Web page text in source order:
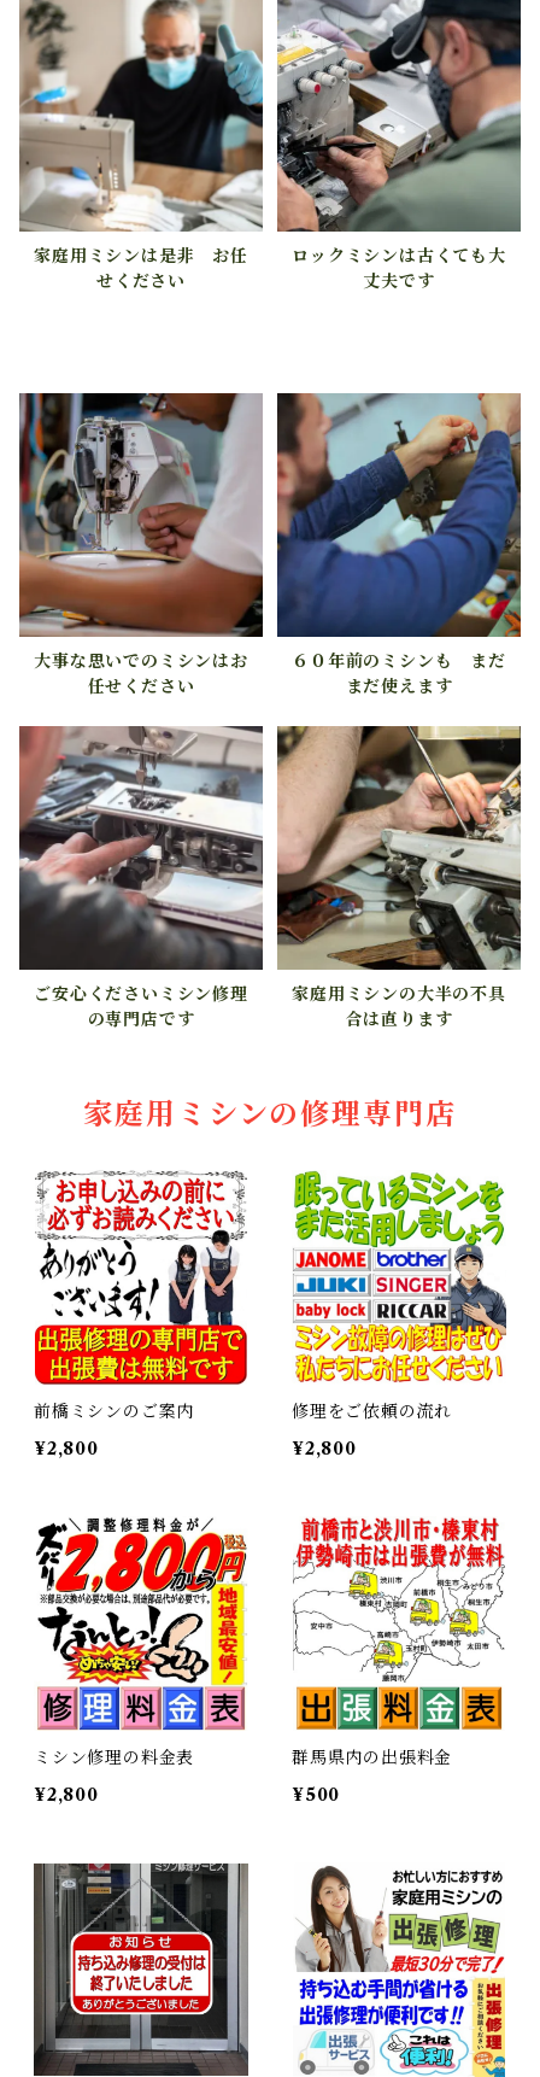
家庭用ミシンは是非 お任
せください
ロックミシンは古くても大
丈夫です
大事な思いでのミシンはお
任せください
６０年前のミシンも まだ
まだ使えます
ご安心くださいミシン修理
の専門店です
家庭用ミシンの大半の不具
合は直ります
家庭用ミシンの修理専門店
前橋ミシンのご案内
¥2,800
修理をご依頼の流れ
¥2,800
ミシン修理の料金表
¥2,800
群馬県内の出張料金
¥500